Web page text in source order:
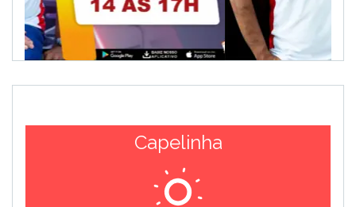
Capelinha